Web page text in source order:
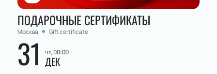
ПОДАРОЧНЫЕ СЕРТИФИКАТЫ
Москва Gift certificate
31 чт, 00:00
ДЕК